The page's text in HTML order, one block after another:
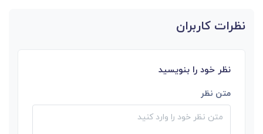
نظرات کاربران
نظر خود را بنویسید
متن نظر